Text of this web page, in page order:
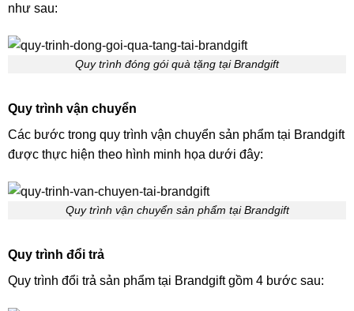
như sau:
Quy trình đóng gói quà tặng tại Brandgift
Quy trình vận chuyển
Các bước trong quy trình vận chuyển sản phẩm tại Brandgift
được thực hiện theo hình minh họa dưới đây:
Quy trình vận chuyển sản phẩm tại Brandgift
Quy trình đổi trả
Quy trình đổi trả sản phẩm tại Brandgift gồm 4 bước sau: